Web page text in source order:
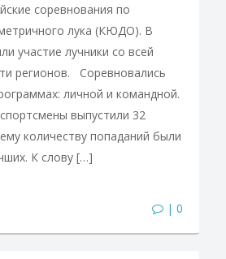
соревнования по
лука (КЮДО). В
участие лучники со всей
регионов. Соревновались
личной и командной.
выпустили 32
количеству попаданий были
К слову […]
| 0